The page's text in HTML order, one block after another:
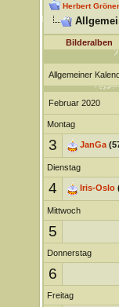
Herbert
Bilderalben
Allgemeiner
Februar 2020
Montag
3 JanGa
Dienstag
4 Iris-Oslo
Mittwoch
5
Donnerstag
6
Freitag